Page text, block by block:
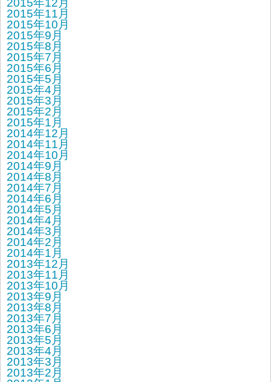
2015年12月
2015年11月
2015年10月
2015年9月
2015年8月
2015年7月
2015年6月
2015年5月
2015年4月
2015年3月
2015年2月
2015年1月
2014年12月
2014年11月
2014年10月
2014年9月
2014年8月
2014年7月
2014年6月
2014年5月
2014年4月
2014年3月
2014年2月
2014年1月
2013年12月
2013年11月
2013年10月
2013年9月
2013年8月
2013年7月
2013年6月
2013年5月
2013年4月
2013年3月
2013年2月